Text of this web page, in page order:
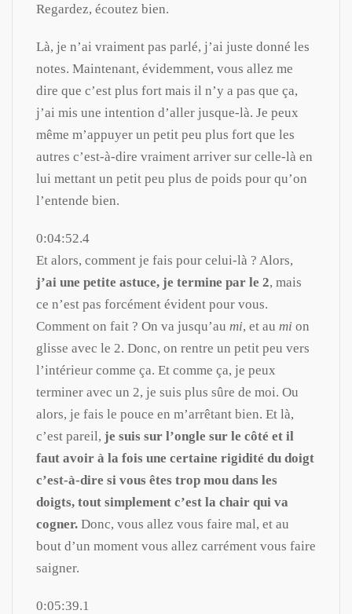
Regardez, écoutez bien.
Là, je n’ai vraiment pas parlé, j’ai juste donné les
notes. Maintenant, évidemment, vous allez me
dire que c’est plus fort mais il n’y a pas que ça,
j’ai mis une intention d’aller jusque-là. Je peux
même m’appuyer un petit peu plus fort que les
autres c’est-à-dire vraiment arriver sur celle-là en
lui mettant un petit peu plus de poids pour qu’on
l’entende bien.
0:04:52.4
Et alors, comment je fais pour celui-là ? Alors,
j’ai une petite astuce, je termine par le 2, mais
ce n’est pas forcément évident pour vous.
Comment on fait ? On va jusqu’au mi, et au mi on
glisse avec le 2. Donc, on rentre un petit peu vers
l’intérieur comme ça. Et comme ça, je peux
terminer avec un 2, je suis plus sûre de moi. Ou
alors, je fais le pouce en m’arrêtant bien. Et là,
c’est pareil, je suis sur l’ongle sur le côté et il
faut avoir à la fois une certaine rigidité du doigt
c’est-à-dire si vous êtes trop mou dans les
doigts, tout simplement c’est la chair qui va
cogner. Donc, vous allez vous faire mal, et au
bout d’un moment vous allez carrément vous faire
saigner.
0:05:39.1